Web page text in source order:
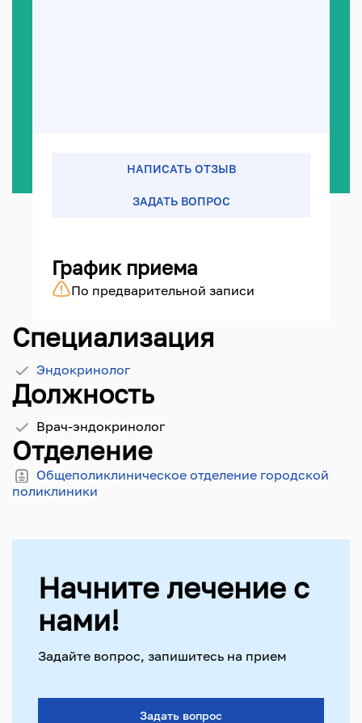
НАПИСАТЬ ОТЗЫВ
ЗАДАТЬ ВОПРОС
График приема
По предварительной записи
Специализация
Эндокринолог
Должность
Врач-эндокринолог
Отделение
Общеполиклиническое отделение городской
поликлиники
Начните лечение с
нами!
Задайте вопрос, запишитесь на прием
Задать вопрос